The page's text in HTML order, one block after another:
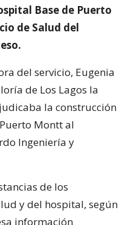
Base de Puerto
de Salud del
del servicio, Eugenia
de Los Lagos la
la construcción
Montt al
Ingeniería y
de los
y del hospital, según
información